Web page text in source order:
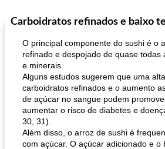
Carboidratos refinados e baixo
O principal componente do sushi é o
refinado e despojado de quase todas
e minerais.
Alguns estudos sugerem que uma
carboidratos refinados e o aumento
de açúcar no sangue podem
aumentar o risco de diabetes e
30, 31).
Além disso, o arroz de sushi é
com açúcar. O açúcar adicionado e o